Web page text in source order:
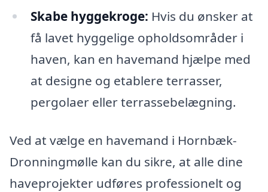
Skabe hyggekroge: Hvis du ønsker at
få lavet hyggelige opholdsområder i
haven, kan en havemand hjælpe med
at designe og etablere terrasser,
pergolaer eller terrassebelægning.
Ved at vælge en havemand i Hornbæk-
Dronningmølle kan du sikre, at alle dine
haveprojekter udføres professionelt og